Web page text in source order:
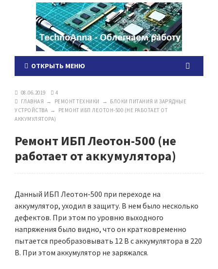
ОТКРЫТЬ МЕНЮ
08.06.2019
4
ГЛАВНАЯ → РЕМОНТ ТЕХНИКИ → БЛОКИ ПИТАНИЯ И ЗАРЯДНЫЕ
УСТРОЙСТВА →
РЕМОНТ ИБП ЛЕОТОН-500 (НЕ РАБОТАЕТ ОТ
АККУМУЛЯТОРА)
Ремонт ИБП Леотон-500 (не
работает от аккумулятора)
Данный ИБП Леотон-500 при переходе на
аккумулятор, уходил в защиту. В нем было несколько
дефектов. При этом по уровню выходного
напряжения было видно, что он кратковременно
пытается преобразовывать 12 В с аккумулятора в 220
В. При этом аккумулятор не заряжался.